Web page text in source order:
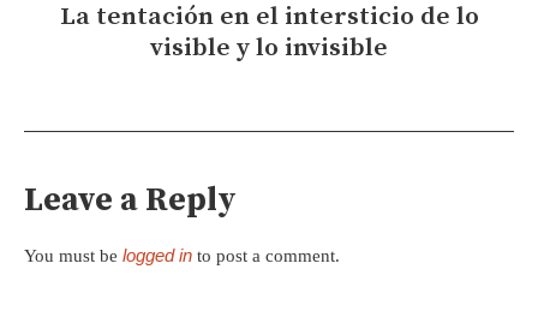
La tentación en el intersticio de lo
visible y lo invisible
Leave a Reply
You must be logged in to post a comment.